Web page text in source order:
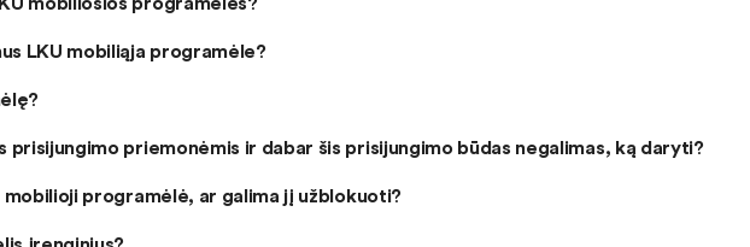
LKU mobiliąja programėle?
priemonėmis ir dabar šis prisijungimo būdas negalimas, ką daryti?
programėlė, ar galima jį užblokuoti?